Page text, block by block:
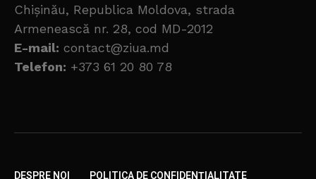
Chișinău, Republica Moldova, strada
Armenească nr. 28, cod MD-2012
E-mail: contact@ziua.md
Telefon: +373 61 20 80 78
DESPRE NOI POLITICA DE CONFIDENȚIALITATE